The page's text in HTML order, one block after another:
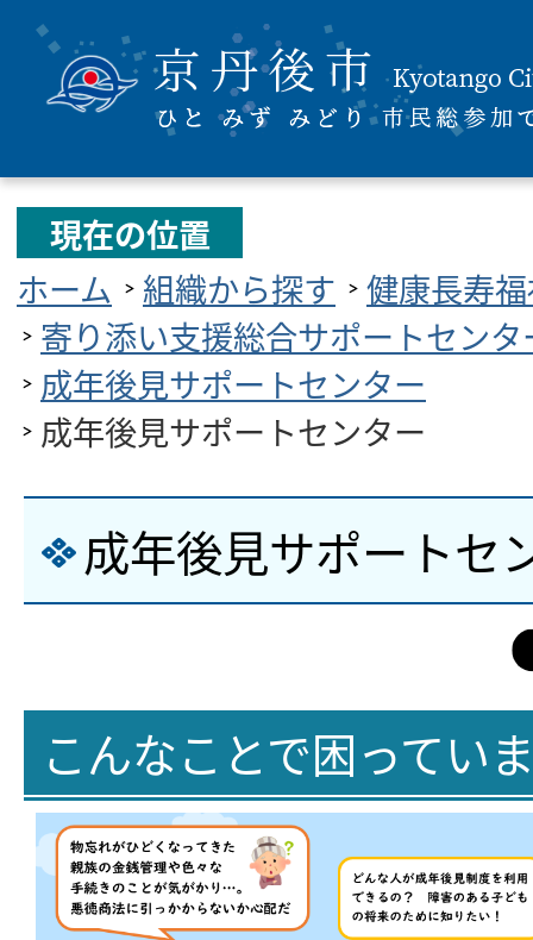
現在の位置
ホーム
組織から探す
健康長寿
寄り添い支援総合サポートセンタ
成年後見サポートセンター
成年後見サポートセンター
成年後見サポートセ
こんなことで困ってい